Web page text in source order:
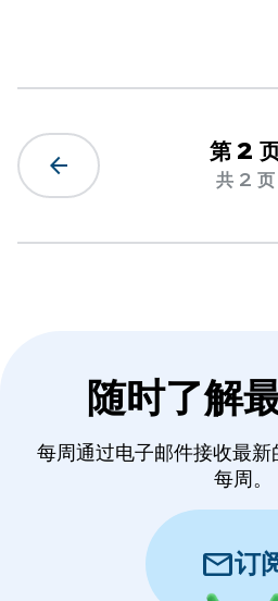
arrow_back 第 2
共 2 页
随时了解
每周通过电子邮件接收最
每周。
mail订